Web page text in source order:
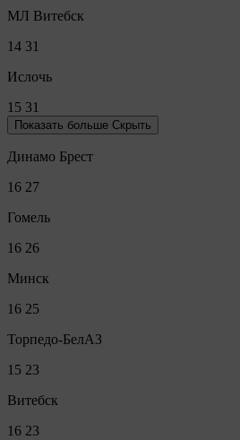
МЛ Витебск
14 31
Ислочь
15 31
Показать больше Скрыть
Динамо Брест
16 27
Гомель
16 26
Минск
16 25
Торпедо-БелАЗ
15 23
Витебск
16 23